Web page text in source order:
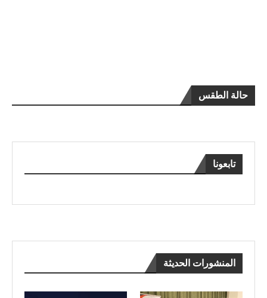
حالة الطقس
تابعونا
المنشورات الحديثة